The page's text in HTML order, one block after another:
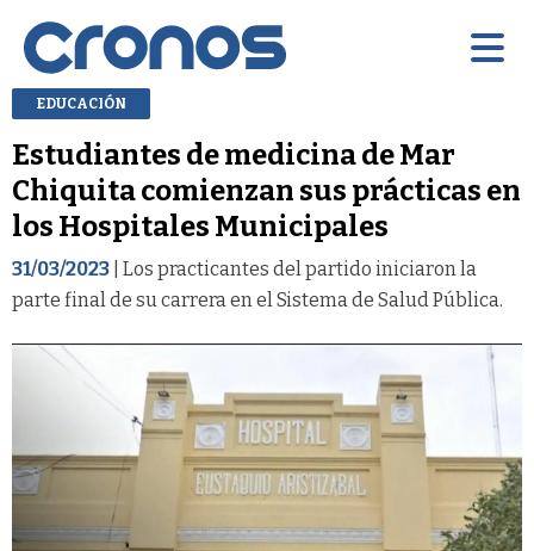
EDUCACIÓN
Estudiantes de medicina de Mar
Chiquita comienzan sus prácticas en
los Hospitales Municipales
31/03/2023 | Los practicantes del partido iniciaron la
parte final de su carrera en el Sistema de Salud Pública.